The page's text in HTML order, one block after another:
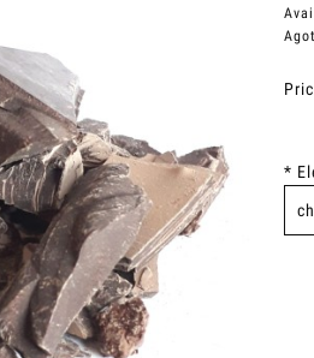
*